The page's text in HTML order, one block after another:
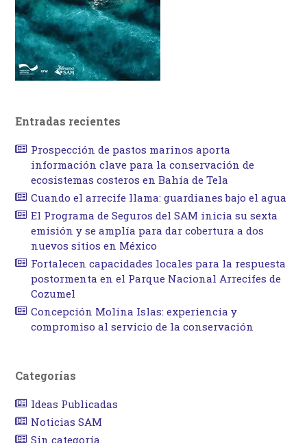
Entradas recientes
Prospección de pastos marinos aporta
información clave para la conservación de
ecosistemas costeros en Bahía de Tela
Cuando el arrecife llama: guardianes bajo el agua
El Programa de Seguros del SAM inicia su sexta
emisión y se amplía para dar cobertura a dos
nuevos sitios en México
Fortalecen capacidades locales para la respuesta
postormenta en el Parque Nacional Arrecifes de
Cozumel
Concepción Molina Islas: experiencia y
compromiso al servicio de la conservación
Categorías
Ideas Publicadas
Noticias SAM
Sin categoría